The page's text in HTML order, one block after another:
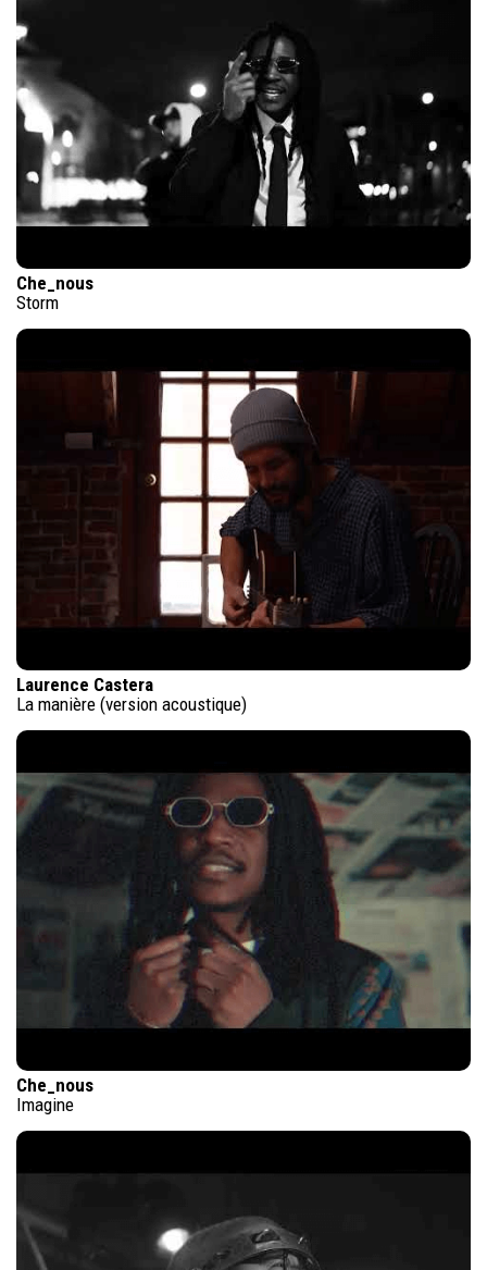
Che_nous
Storm
Laurence Castera
La manière (version acoustique)
Che_nous
Imagine